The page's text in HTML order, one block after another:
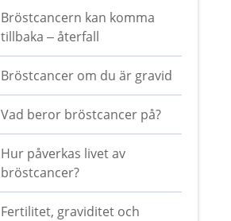
Bröstcancern kan komma
tillbaka – återfall
Bröstcancer om du är gravid
Vad beror bröstcancer på?
Hur påverkas livet av
bröstcancer?
Fertilitet, graviditet och